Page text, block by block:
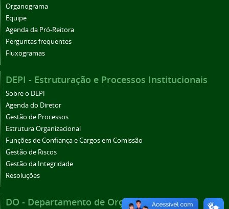
Organograma
Equipe
Agenda da Pró-Reitora
Perguntas frequentes
Fluxogramas
DEPI - Estruturação e Processos Institucionais
Sobre o DEPI
Agenda do Diretor
Gestão de Processos
Estrutura Organizacional
Funções de Confiança e Cargos em Comissão
Gestão de Riscos
Gestão da Integridade
Resoluções
DO - Departamento de Orçamento